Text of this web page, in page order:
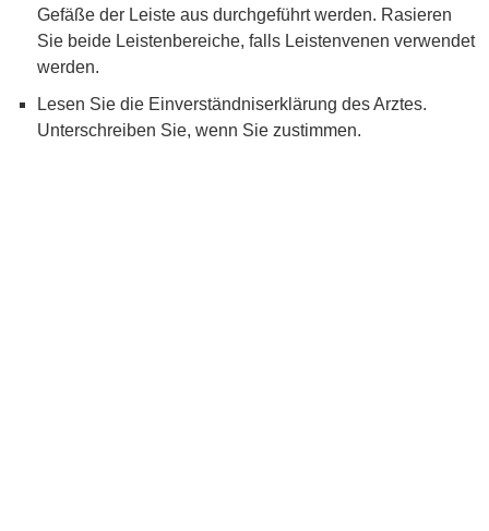
Gefäße der Leiste aus durchgeführt werden. Rasieren
Sie beide Leistenbereiche, falls Leistenvenen verwendet
werden.
Lesen Sie die Einverständniserklärung des Arztes.
Unterschreiben Sie, wenn Sie zustimmen.